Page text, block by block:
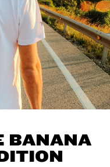
BANANA